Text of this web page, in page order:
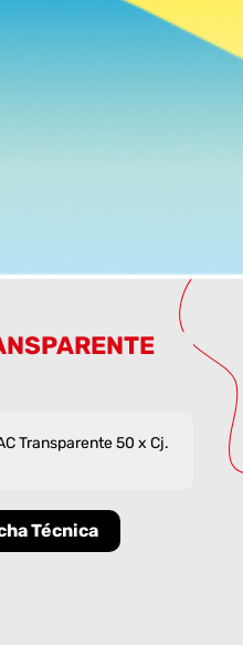
Transparente 50 x Cj.
Técnica